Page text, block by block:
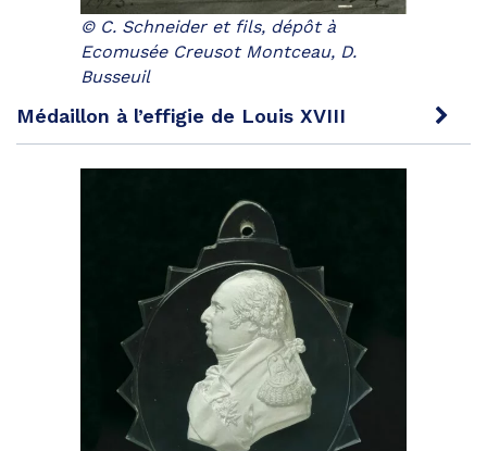
© C. Schneider et fils, dépôt à
Ecomusée Creusot Montceau, D.
Busseuil
Médaillon à l’effigie de Louis XVIII